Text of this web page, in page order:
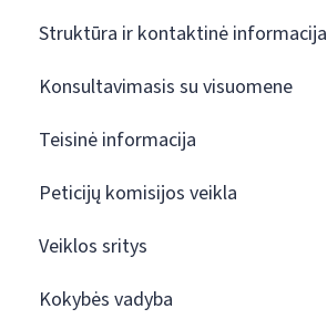
Struktūra ir kontaktinė informacija
Konsultavimasis su visuomene
Teisinė informacija
Peticijų komisijos veikla
Veiklos sritys
Kokybės vadyba